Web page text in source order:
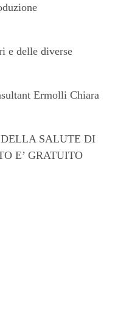
e delle diverse
Ermolli Chiara
SALUTE DI
E’ GRATUITO